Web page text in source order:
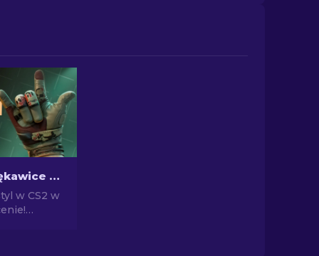
Najtańsze rękawice w CS2: Pełna lista [2026]
w CS2 w